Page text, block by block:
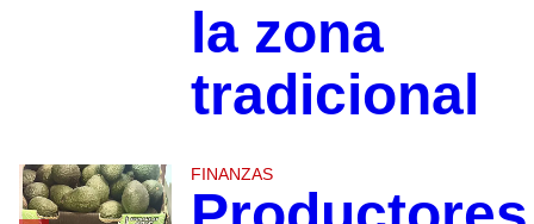
la zona
tradicional
FINANZAS